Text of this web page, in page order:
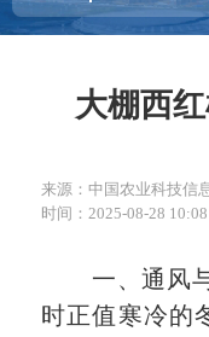
大棚西
来源：中国农业科技信
时间：2025-08-28 10:08
一、通风与
时正值寒冷的